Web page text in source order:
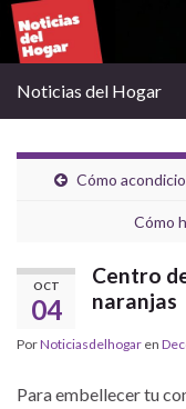
Noticias del Hogar
Cómo
Cómo
OCT
04
Centro
naranjas
PorNoticiasdelhogar en
Para embellecer tu